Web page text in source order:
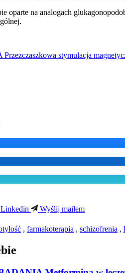
oparte na analogach
stymulacja
Wyślij mailem
, farmakoterapia , schizofrenia ,